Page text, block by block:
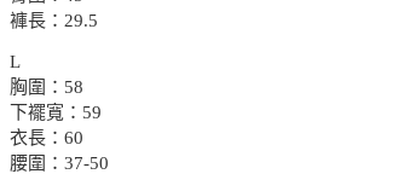
褲長：29.5
L
胸圍：58
下襬寬：59
衣長：60
腰圍：37-50